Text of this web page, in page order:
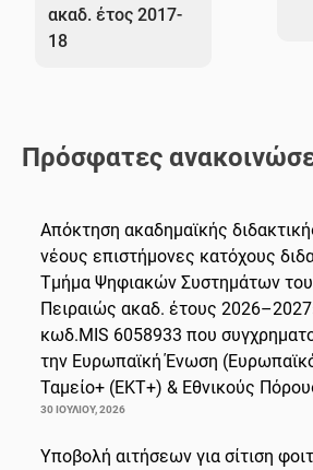
ακαδ. έτος 2017-
18
Πρόσφατες
Απόκτηση ακαδημαϊκής
νέους επιστήμονες κατόχους
Τμήμα Ψηφιακών Συστημάτων του
Πειραιώς ακαδ. έτους
κωδ.MIS 6058933 που
την Ευρωπαϊκή Ένωση
Ταμείο+ (ΕΚΤ+) & Εθνικούς
30 ΙΟΥΛΊΟΥ, 2026
Υποβολή αιτήσεων για σίτιση